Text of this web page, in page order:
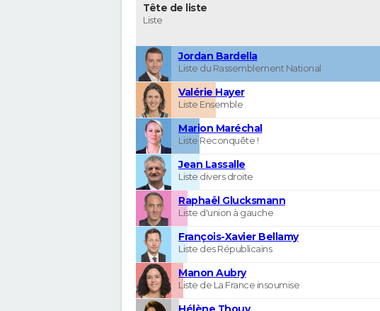
Tête de liste
Liste
Jordan Bardella
Liste du Rassemblement National
Valérie Hayer
Liste Ensemble
Marion Maréchal
Liste Reconquête !
Jean Lassalle
Liste divers droite
Raphaël Glucksmann
Liste d'union à gauche
François-Xavier Bellamy
Liste des Républicains
Manon Aubry
Liste de La France insoumise